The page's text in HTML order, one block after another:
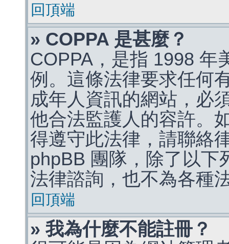
回頂端
» COPPA 是甚麼？
COPPA，是指 1998 年
例。這條法律要求任何
成年人資訊的網站，必
他合法監護人的容許。
得遵守此法律，請聯絡
phpBB 團隊，除了以下
法律諮詢，也不為各種
回頂端
» 我為什麼不能註冊？